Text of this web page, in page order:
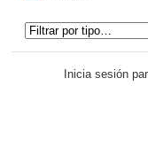
Inicia sesión